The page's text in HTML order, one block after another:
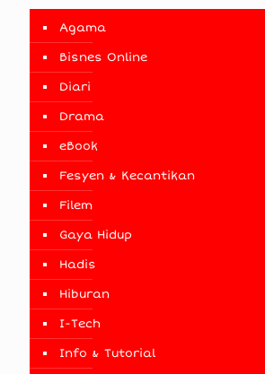
Agama
Bisnes Online
Diari
Drama
eBook
Fesyen & Kecantikan
Filem
Gaya Hidup
Hadis
Hiburan
I-Tech
Info & Tutorial